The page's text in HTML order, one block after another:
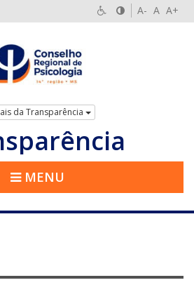
A- A A+
da Transparência
MENU